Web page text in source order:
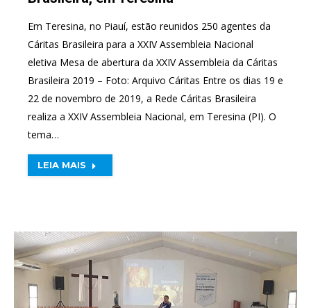
Em Teresina, no Piauí, estão reunidos 250 agentes da
Cáritas Brasileira para a XXIV Assembleia Nacional
eletiva Mesa de abertura da XXIV Assembleia da Cáritas
Brasileira 2019 – Foto: Arquivo Cáritas Entre os dias 19 e
22 de novembro de 2019, a Rede Cáritas Brasileira
realiza a XXIV Assembleia Nacional, em Teresina (PI). O
tema…
LEIA MAIS